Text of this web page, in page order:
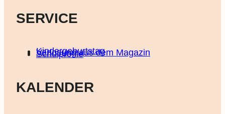
SERVICE
Kindergeburtstag
Verlosung aus dem Magazin
Schulprofile
KALENDER